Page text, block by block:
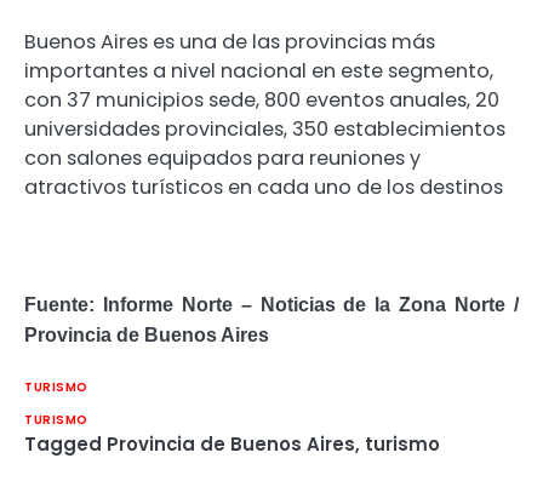
Buenos Aires es una de las provincias más
importantes a nivel nacional en este segmento,
con 37 municipios sede, 800 eventos anuales, 20
universidades provinciales, 350 establecimientos
con salones equipados para reuniones y
atractivos turísticos en cada uno de los destinos
Fuente: Informe Norte – Noticias de la Zona Norte /
Provincia de Buenos Aires
TURISMO
TURISMO
Tagged Provincia de Buenos Aires, turismo